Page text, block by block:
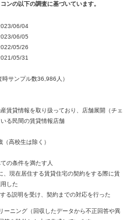
ンの以下の調査に基づいています。
06/04
06/05
05/26
05/31
サンプル数36,986人）
賃貸情報を取り扱っており、店舗展開（チェ
る民間の賃貸情報店舗
高校生は除く）
の条件を満たす人
、現在居住する賃貸住宅の契約をする際に賃
した
る説明を受け、契約までの対応を行った
ニング（回収したデータから不正回答や異